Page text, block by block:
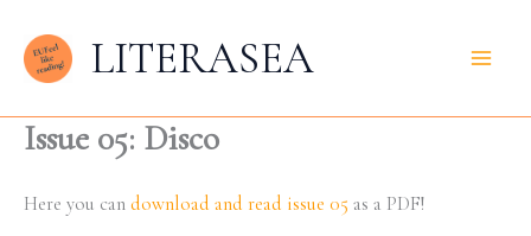
content
LITERASEA
Issue 05: Disco
Here you can download and read issue 05 as a PDF!